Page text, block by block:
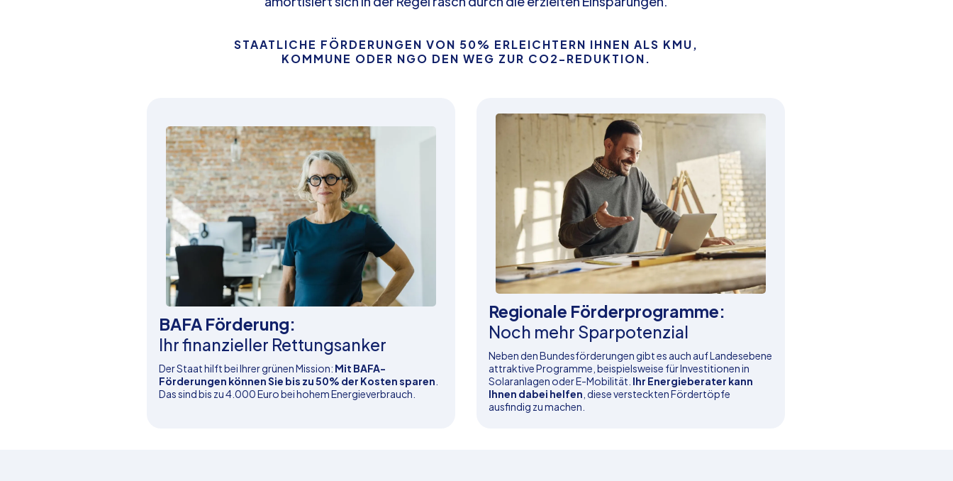
STAATLICHE FÖRDERUNGEN VON 50% ERLEICHTERN IHNEN ALS KMU,
KOMMUNE ODER NGO DEN WEG ZUR CO2-REDUKTION.
BAFA Förderung:
Ihr finanzieller Rettungsanker
Der Staat hilft bei Ihrer grünen Mission: Mit BAFA-
Förderungen können Sie bis zu 50% der Kosten sparen
Das sind bis zu 4.000 Euro bei hohem Energieverbrauch.
Regionale Förderprogramme:
Noch mehr Sparpotenzial
Neben den Bundesförderungen gibt es auch auf Landesebene
attraktive Programme, beispielsweise für Investitionen in
Solaranlagen oder E-Mobilität. Ihr Energieberater kann
Ihnen dabei helfen , diese versteckten Fördertöpfe
ausfindig zu machen.